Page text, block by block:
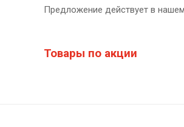
Предложение действует в
Товары по акции